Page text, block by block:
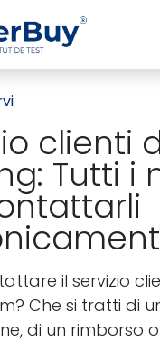
clienti
Tutti i
il servizio
Che si tratti di
di un rimborso